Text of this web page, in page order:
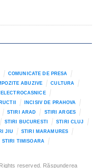
COMUNICATE DE PRESA
ABUZIVE
CULTURA
INCISIV DE PRAHOVA
STIRI ARAD
STIRI ARGES
STIRI BUCURESTI
STIRI CLUJ
JIU
STIRI MARAMURES
STIRI TIMISOARA
Rights reserved. Răspunderea